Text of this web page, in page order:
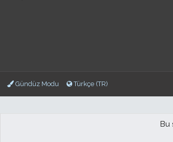
Gündüz Modu Türkçe (TR)
Bu